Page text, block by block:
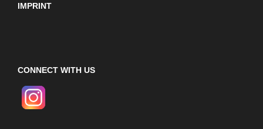
IMPRINT
CONNECT WITH US